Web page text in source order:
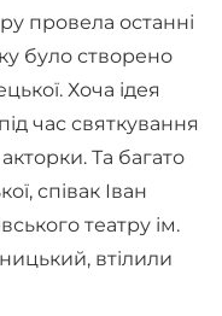
провела останні
було створено
Хоча ідея
час святкування
Та багато
співак Іван
театру ім.
втілили